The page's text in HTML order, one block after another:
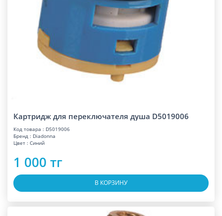
Картридж для переключателя душа D5019006
Код товара : D5019006
Бренд : Diadonna
Цвет : Синий
1 000 тг
В КОРЗИНУ